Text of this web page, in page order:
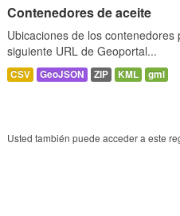
Contenedores de aceite
Ubicaciones de los
siguiente URL de Geoportal...
CSV GeoJSON ZIP KML gml
Usted también puede acceder a este